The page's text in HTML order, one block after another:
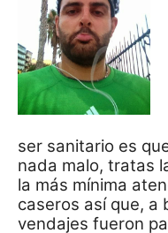
ser sanitario es
nada malo, tratas
la más mínima
caseros así que, a
vendajes fueron